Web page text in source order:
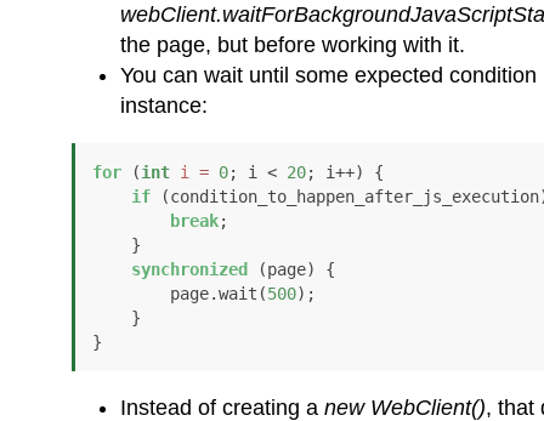
the page, but before working with it.
You can wait until some expected
instance:
for (int i = 0; i < 20; i++) {
if
break;
synchronized (page) {
        page.wait(
500);
}
Instead of creating a new WebClient(), that